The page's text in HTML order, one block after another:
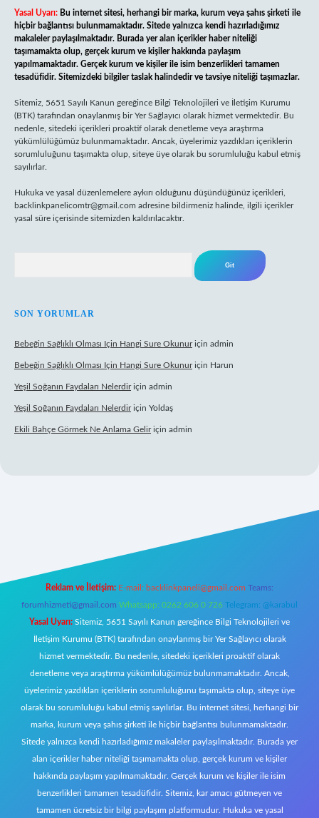
Yasal Uyarı: Bu internet sitesi, herhangi bir marka, kurum veya şahıs şirketi ile
hiçbir bağlantısı bulunmamaktadır. Sitede yalnızca kendi hazırladığımız
makaleler paylaşılmaktadır. Burada yer alan içerikler haber niteliği
taşımamakta olup, gerçek kurum ve kişiler hakkında paylaşım
yapılmamaktadır. Gerçek kurum ve kişiler ile isim benzerlikleri tamamen
tesadüfidir. Sitemizdeki bilgiler taslak halindedir ve tavsiye niteliği taşımazlar.
Sitemiz, 5651 Sayılı Kanun gereğince Bilgi Teknolojileri ve İletişim Kurumu
(BTK) tarafından onaylanmış bir Yer Sağlayıcı olarak hizmet vermektedir. Bu
nedenle, sitedeki içerikleri proaktif olarak denetleme veya araştırma
yükümlülüğümüz bulunmamaktadır. Ancak, üyelerimiz yazdıkları içeriklerin
sorumluluğunu taşımakta olup, siteye üye olarak bu sorumluluğu kabul etmiş
sayılırlar.
Hukuka ve yasal düzenlemelere aykırı olduğunu düşündüğünüz içerikleri,
backlinkpanelicomtr@gmail.com adresine bildirmeniz halinde, ilgili içerikler
yasal süre içerisinde sitemizden kaldırılacaktır.
SON YORUMLAR
Bebeğin Sağlıklı Olması Için Hangi Sure Okunuriçin admin
Bebeğin Sağlıklı Olması Için Hangi Sure Okunuriçin Harun
Yeşil Soğanın Faydaları Nelerdiriçin admin
Yeşil Soğanın Faydaları Nelerdiriçin Yoldaş
Ekili Bahçe Görmek Ne Anlama Geliriçin admin
Reklam ve İletişim: E-mail: backlinkpaneli@gmail.com Teams:
forumhizmeti@gmail.com Whatsapp: 0262 606 0 726 Telegram: @karabul
Yasal Uyarı: Sitemiz, 5651 Sayılı Kanun gereğince Bilgi Teknolojileri ve
İletişim Kurumu (BTK) tarafından onaylanmış bir Yer Sağlayıcı olarak
hizmet vermektedir. Bu nedenle, sitedeki içerikleri proaktif olarak
denetleme veya araştırma yükümlülüğümüz bulunmamaktadır. Ancak,
üyelerimiz yazdıkları içeriklerin sorumluluğunu taşımakta olup, siteye üye
olarak bu sorumluluğu kabul etmiş sayılırlar. Bu internet sitesi, herhangi bir
marka, kurum veya şahıs şirketi ile hiçbir bağlantısı bulunmamaktadır.
Sitede yalnızca kendi hazırladığımız makaleler paylaşılmaktadır. Burada yer
alan içerikler haber niteliği taşımamakta olup, gerçek kurum ve kişiler
hakkında paylaşım yapılmamaktadır. Gerçek kurum ve kişiler ile isim
benzerlikleri tamamen tesadüfidir. Sitemiz, kar amacı gütmeyen ve
tamamen ücretsiz bir bilgi paylaşım platformudur. Hukuka ve yasal